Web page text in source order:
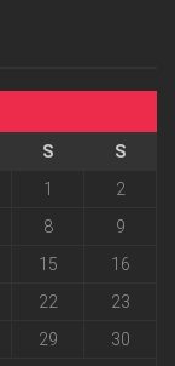
S
S
1
2
8
9
15
16
22
23
29
30